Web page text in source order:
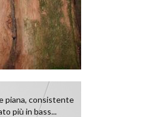
piana, consistente
più in bass...